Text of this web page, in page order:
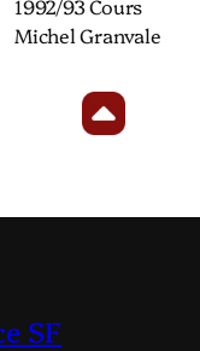
1992/93 Cours
Michel Granvale
SF